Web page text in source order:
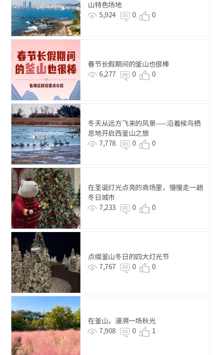
山特色场地
5,924
0 0
春节长假期间的釜山也很棒
6,277
0 0
冬天从远方飞来的风景——沿着候鸟栖
息地开启西釜山之旅
7,778
0 0
在圣诞灯光点亮的商场里，慢慢走一趟
冬日城市
7,233
0 0
点缀釜山冬日的四大灯光节
7,767
0 0
在釜山，漫溯一场秋光
7,908
0 1